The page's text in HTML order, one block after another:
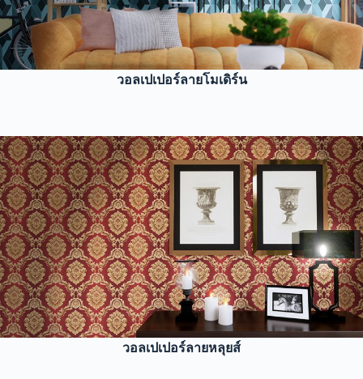
วอลเปเปอร์ลายโมเดิร์น
วอลเปเปอร์ลายหลุยส์